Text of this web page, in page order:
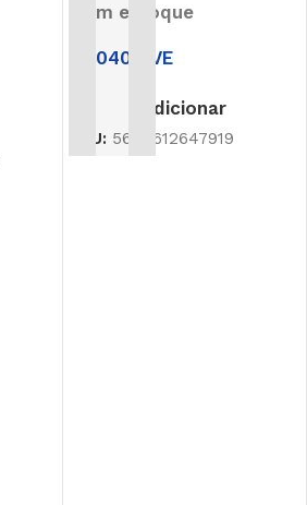
Em estoque
25,040 CVE
Adicionar
SKU: 5604612647919